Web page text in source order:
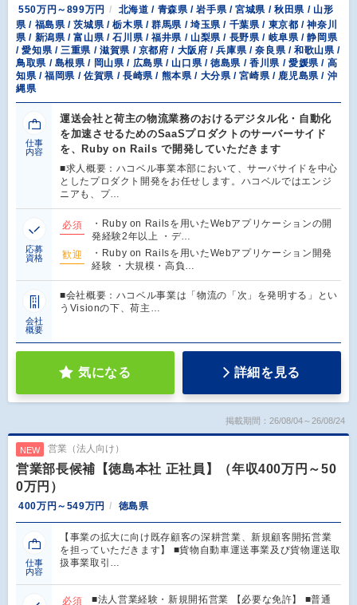
550万円～899万円
北海道 / 青森県 / 岩手県 / 宮城県 / 秋田県 / 山形
県 / 福島県 / 茨城県 / 栃木県 / 群馬県 / 埼玉県 / 千葉県 / 東京都 / 神奈川
県 / 新潟県 / 富山県 / 石川県 / 福井県 / 山梨県 / 長野県 / 岐阜県 / 静岡県
/ 愛知県 / 三重県 / 滋賀県 / 京都府 / 大阪府 / 兵庫県 / 奈良県 / 和歌山県 /
鳥取県 / 島根県 / 岡山県 / 広島県 / 山口県 / 徳島県 / 香川県 / 愛媛県 / 高
知県 / 福岡県 / 佐賀県 / 長崎県 / 熊本県 / 大分県 / 宮崎県 / 鹿児島県 / 沖
縄県
仕事
内容
運送会社と荷主の物流業務のおけるデジタル化・自動化
を加速させるためのSaaSプロダクトのサーバーサイド
を、Ruby on Rails で開発していただきます
■求人概要：ハコベル事業本部において、サーバサイドを中心
としたプロダクト開発をお任せします。ハコベルではエンジ
ニアも、プ…
応募
資格
必須
・Ruby on Railsを用いたWebアプリケーションの開
発経験2年以上 ・デ…
歓迎
・Ruby on Railsを用いたWebアプリケーション開発
経験 ・大規模・高負…
会社
概要
■会社概要：ハコベル事業は「物流の「次」を発明する」とい
うVisionの下、荷主…
気になる 詳細を見る
掲載期間：26/08/04～26/08/24
NEW 営業（法人向け）
営業部長候補【徳島本社 正社員】（年収400万円～50
0万円）
400万円～549万円 徳島県
仕事
内容
【事業の拡大に向け既存顧客の深耕営業、新規顧客開拓営業
を担っていただきます】 ■貨物自動車運送事業及び貨物運送取
扱事業取引…
必須 ■法人営業経験・新規開拓営業 【必要な免許】 ■普通